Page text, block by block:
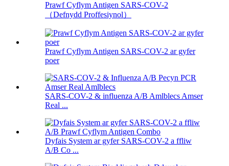
Prawf Cyflym Antigen SARS-COV-2
（Defnydd Proffesiynol）
Prawf Cyflym Antigen SARS-COV-2 ar gyfer
poer
SARS-COV-2 & influenza A/B Amlblecs Amser
Real ...
Dyfais System ar gyfer SARS-COV-2 a ffliw
A/B Co ...